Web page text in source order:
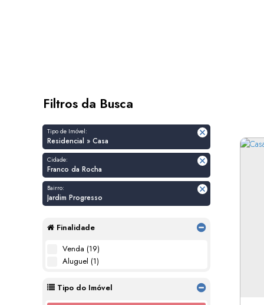
Filtros da Busca
Tipo de Imóvel:
Residencial » Casa
Cidade:
Franco da Rocha
Bairro:
Jardim Progresso
Finalidade
Venda (19)
Aluguel (1)
Tipo do Imóvel